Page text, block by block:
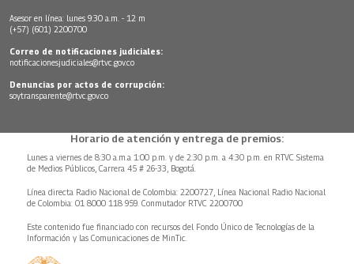
Asesor en línea: lunes 9:30 a.m. - 12 m
(+57) (601) 2200700
Correo de notificaciones judiciales:
notificacionesjudiciales@rtvc.gov.co
Denuncias por actos de corrupción:
soytransparente@rtvc.gov.co
Horario de atención y entrega de premios:
Lunes a viernes de 8:30 a.m.a 1:00 p.m. y de 2:30 p.m. a 4:30 p.m. en RTVC Sistema
de Medios Públicos, Carrera 45 # 26-33, Bogotá.
Línea directa Radio Nacional de Colombia: 2200727, Línea Nacional Radio Nacional
de Colombia: 01 8000 118 959. Conmutador RTVC 2200700
Este contenido fue financiado con recursos del Fondo Único de Tecnologías de la
Información y las Comunicaciones de MinTic.